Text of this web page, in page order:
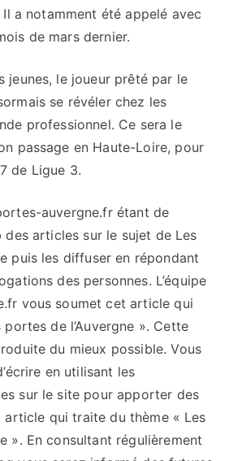
a notamment été appelé avec
de mars dernier.
jeunes, le joueur prêté par le
se révéler chez les
professionnel. Ce sera le
passage en Haute-Loire, pour
de Ligue 3.
auvergne.fr étant de
articles sur le sujet de Les
puis les diffuser en répondant
des personnes. L’équipe
vous soumet cet article qui
de l’Auvergne ». Cette
du mieux possible. Vous
en utilisant les
sur le site pour apporter des
qui traite du thème « Les
». En consultant régulièrement